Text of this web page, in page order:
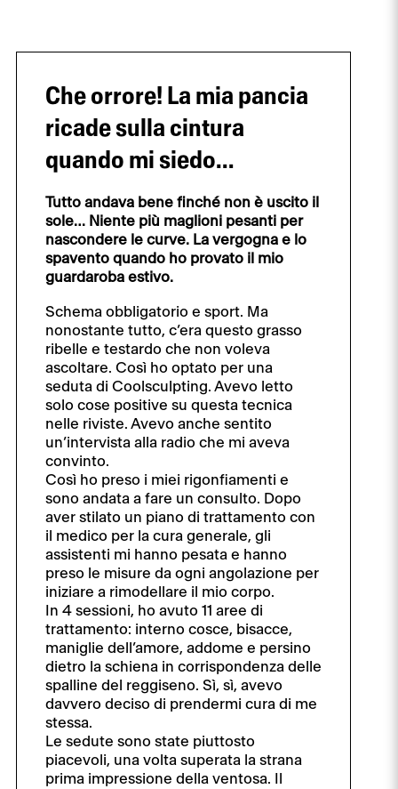
Che orrore! La mia pancia
ricade sulla cintura
quando mi siedo…
Tutto andava bene finché non è uscito il
sole… Niente più maglioni pesanti per
nascondere le curve. La vergogna e lo
spavento quando ho provato il mio
guardaroba estivo.
Schema obbligatorio e sport. Ma
nonostante tutto, c’era questo grasso
ribelle e testardo che non voleva
ascoltare. Così ho optato per una
seduta di Coolsculpting. Avevo letto
solo cose positive su questa tecnica
nelle riviste. Avevo anche sentito
un’intervista alla radio che mi aveva
convinto.
Così ho preso i miei rigonfiamenti e
sono andata a fare un consulto. Dopo
aver stilato un piano di trattamento con
il medico per la cura generale, gli
assistenti mi hanno pesata e hanno
preso le misure da ogni angolazione per
iniziare a rimodellare il mio corpo.
In 4 sessioni, ho avuto 11 aree di
trattamento: interno cosce, bisacce,
maniglie dell’amore, addome e persino
dietro la schiena in corrispondenza delle
spalline del reggiseno. Sì, sì, avevo
davvero deciso di prendermi cura di me
stessa.
Le sedute sono state piuttosto
piacevoli, una volta superata la strana
prima impressione della ventosa. Il